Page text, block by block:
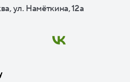
ул. Намёткина, 12а